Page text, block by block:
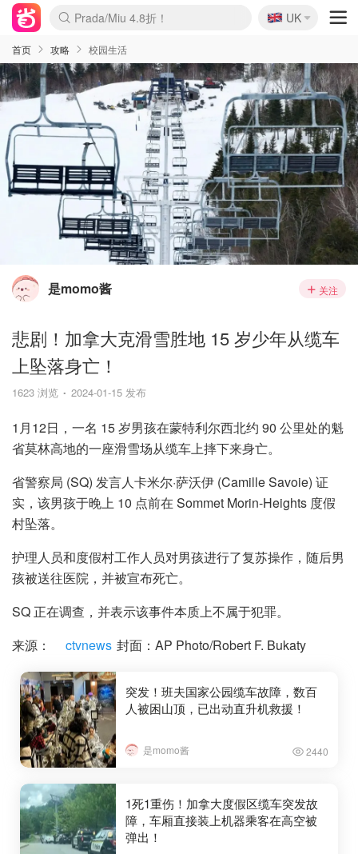
麦卢卡蜂蜜夏促！个位数！
Prada/Miu 4.8折！
啥？必胜客披萨5折！
🇬🇧
UK
首页 攻略 校园生活
是momo酱 关注
悲剧！加拿大克滑雪胜地 15 岁少年从缆车
上坠落身亡！
1623 浏览 2024-01-15 发布
1月12日，一名 15 岁男孩在蒙特利尔西北约 90 公里处的魁
省莫林高地的一座滑雪场从缆车上摔下来身亡。
省警察局 (SQ) 发言人卡米尔·萨沃伊 (Camille Savoie) 证
实，该男孩于晚上 10 点前在 Sommet Morin-Heights 度假
村坠落。
护理人员和度假村工作人员对男孩进行了复苏操作，随后男
孩被送往医院，并被宣布死亡。
SQ 正在调查，并表示该事件本质上不属于犯罪。
来源：
ctvnews 封面：AP Photo/Robert F. Bukaty
突发！班夫国家公园缆车故障，数百
人被困山顶，已出动直升机救援！
是momo酱 2440
1死1重伤！加拿大度假区缆车突发故
障，车厢直接装上机器乘客在高空被
弹出！